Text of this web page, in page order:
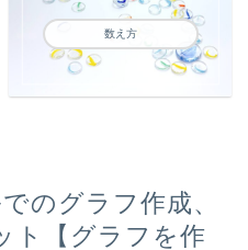
数え方
のグラフ作成、
ト【グラフを作